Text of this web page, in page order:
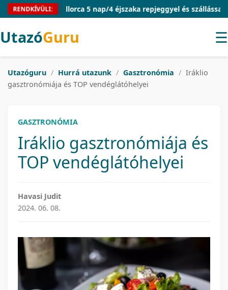
RENDKÍVÜLI:Mallorca 5 nap/4 éjszaka repjeggyel és szállással
UtazóGuru ☰
Utazóguru / Hurrá utazunk / Gasztronómia / Iráklio
gasztronómiája és TOP vendéglátóhelyei
GASZTRONÓMIA
Iráklio gasztronómiája és
TOP vendéglátóhelyei
Havasi Judit
2024. 06. 08.